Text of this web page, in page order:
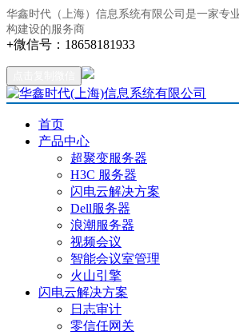
华鑫时代（上海）信息系统有限公司是一家专
构建设的服务商
+微信号： 18658181933
首页
产品中心
超聚变服务器
H3C 服务器
闪电云解决方案
Dell服务器
浪潮服务器
视频会议
智能会议室管理
火山引擎
闪电云解决方案
日志审计
零信任网关